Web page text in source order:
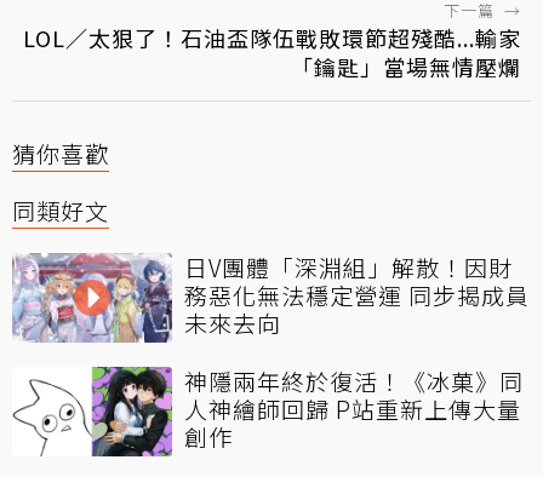
下一篇 →
LOL／太狠了！石油盃隊伍戰敗環節超殘酷...輸家
「鑰匙」當場無情壓爛
猜你喜歡
同類好文
日V團體「深淵組」解散！因財
務惡化無法穩定營運 同步揭成員
未來去向
神隱兩年終於復活！《冰菓》同
人神繪師回歸 P站重新上傳大量
創作